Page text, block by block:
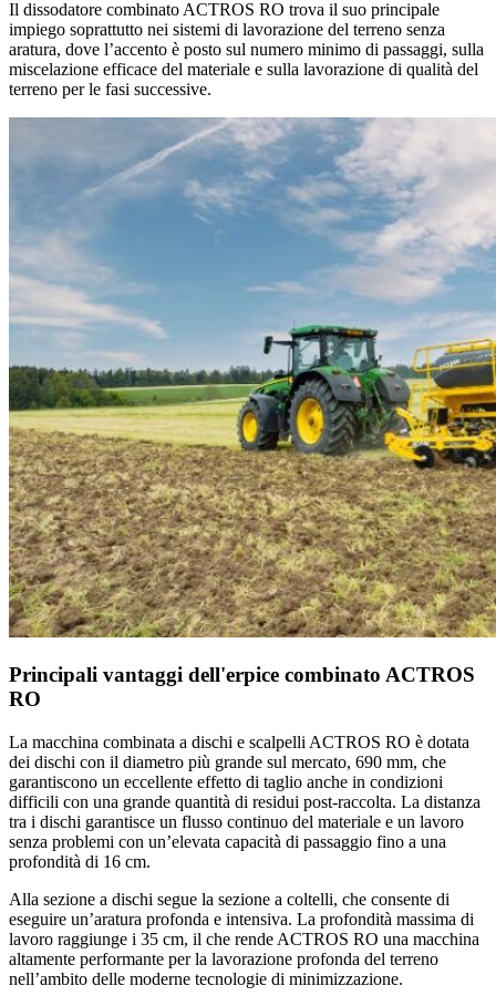
Il dissodatore combinato ACTROS RO trova il suo principale
impiego soprattutto nei sistemi di lavorazione del terreno senza
aratura, dove l’accento è posto sul numero minimo di passaggi, sulla
miscelazione efficace del materiale e sulla lavorazione di qualità del
terreno per le fasi successive.
Principali vantaggi dell'erpice combinato ACTROS
RO
La macchina combinata a dischi e scalpelli ACTROS RO è dotata
dei dischi con il diametro più grande sul mercato, 690 mm, che
garantiscono un eccellente effetto di taglio anche in condizioni
difficili con una grande quantità di residui post-raccolta. La distanza
tra i dischi garantisce un flusso continuo del materiale e un lavoro
senza problemi con un’elevata capacità di passaggio fino a una
profondità di 16 cm.
Alla sezione a dischi segue la sezione a coltelli, che consente di
eseguire un’aratura profonda e intensiva. La profondità massima di
lavoro raggiunge i 35 cm, il che rende ACTROS RO una macchina
altamente performante per la lavorazione profonda del terreno
nell’ambito delle moderne tecnologie di minimizzazione.